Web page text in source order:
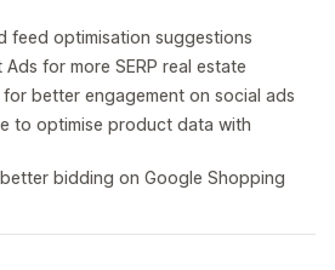
feed optimisation suggestions
for more SERP real estate
for better engagement on social ads
to optimise product data with
bidding on Google Shopping